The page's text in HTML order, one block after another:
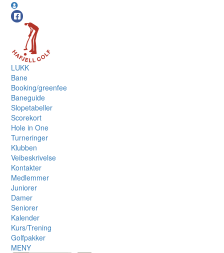
LUKK
Bane
Booking/greenfee
Baneguide
Slopetabeller
Scorekort
Hole in One
Turneringer
Klubben
Veibeskrivelse
Kontakter
Medlemmer
Juniorer
Damer
Seniorer
Kalender
Kurs/Trening
Golfpakker
MENY